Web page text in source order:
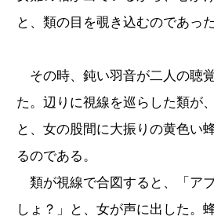
と、類の目を覗き込むのであった
その時、鈍い羽音が二人の聴
た。辺りに視線を巡らした類が
と、女の股間に大振りの黄色い
るのである。
類が視線で合図すると、「ア
しょ？」と、女が声に出した。